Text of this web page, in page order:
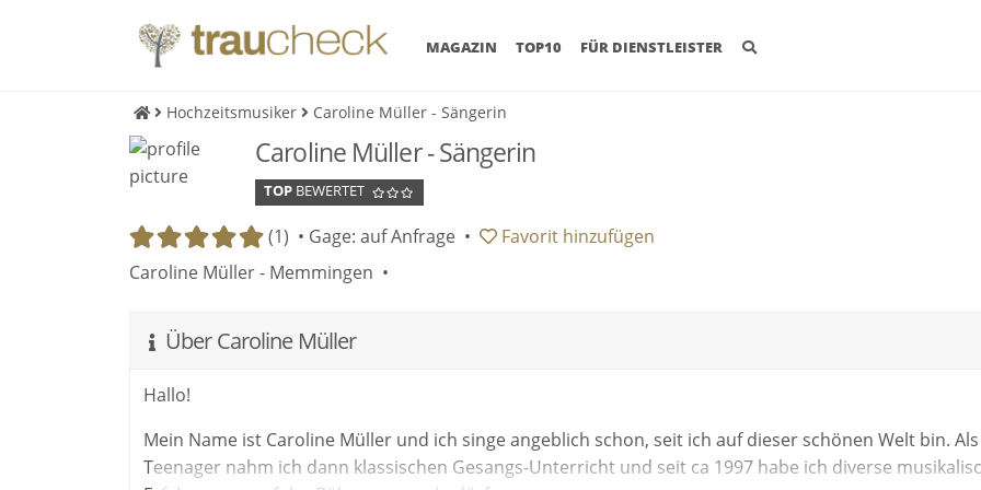
MAGAZIN (CURRENT)
TOP10 FÜR DIENSTLEISTER
Hochzeitsmusiker Caroline Müller - Sängerin
Caroline Müller - Sängerin
TOP BEWERTET
(1) • Gage: auf Anfrage • Favorit hinzufügen
Caroline Müller - Memmingen •
Über Caroline Müller
Hallo!
Mein Name ist Caroline Müller und ich singe angeblich schon, seit ich auf dieser schönen Welt bin. Als
Teenager nahm ich dann klassischen Gesangs-Unterricht und seit ca 1997 habe ich diverse